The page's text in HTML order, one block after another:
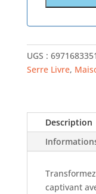
UGS :
Serre Livre,
Description
captivant